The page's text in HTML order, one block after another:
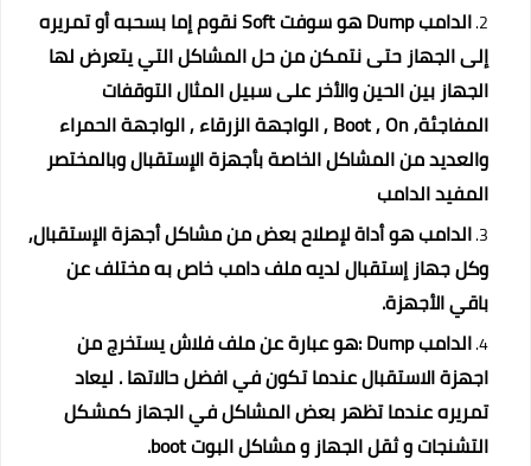
الدامب Dump هو سوفت Soft نقوم إما بسحبه أو تمريره
إلى الجهاز حتى نتمكن من حل المشاكل التي يتعرض لها
الجهاز بين الحين والأخر على سبيل المثال التوقفات
المفاجئة, Boot , On , الواجهة الزرقاء , الواجهة الحمراء
والعديد من المشاكل الخاصة بأجهزة الإستقبال وبالمختصر
المفيد الدامب
الدامب هو أداة لإصلاح بعض من مشاكل أجهزة الإستقبال,
وكل جهاز إستقبال لديه ملف دامب خاص به مختلف عن
باقي الأجهزة.
الدامب Dump :هو عبارة عن ملف فلاش يستخرج من
اجهزة الاستقبال عندما تكون في افضل حالاتها . ليعاد
تمريره عندما تظهر بعض المشاكل في الجهاز كمشكل
التشنجات و ثقل الجهاز و مشاكل البوت boot.